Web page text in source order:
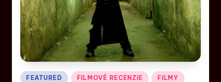
FEATURED FILMOVÉ RECENZIE FILMY